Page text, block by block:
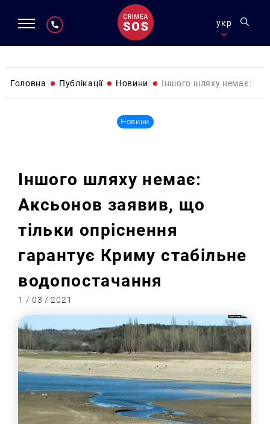
укр
Головна Публікації Новини Іншого шляху немає:
Новини
Іншого шляху немає:
Аксьонов заявив, що
тільки опріснення
гарантує Криму стабільне
водопостачання
1 / 03 / 2021